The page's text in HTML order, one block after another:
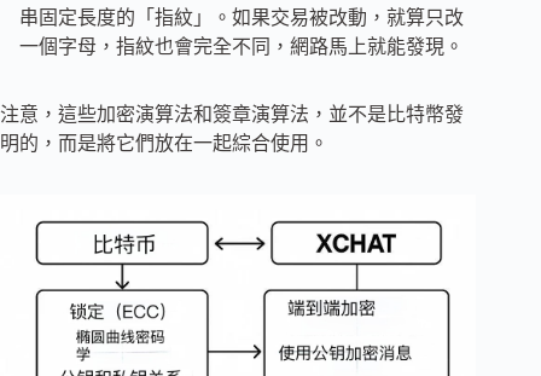
串固定長度的「指紋」。如果交易被改動，就算只改
一個字母，指紋也會完全不同，網路馬上就能發現。
注意，這些加密演算法和簽章演算法，並不是比特幣發
明的，而是將它們放在一起綜合使用。